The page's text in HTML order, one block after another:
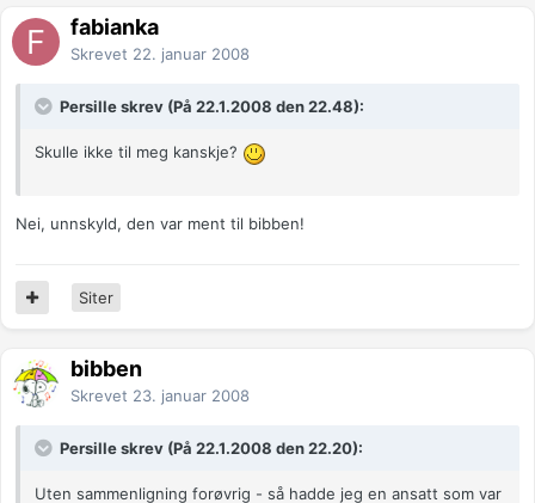
fabianka
Skrevet 22. januar 2008
Persille skrev (På 22.1.2008 den 22.48):
Skulle ikke til meg kanskje?
Nei, unnskyld, den var ment til bibben!
Siter
bibben
Skrevet 23. januar 2008
Persille skrev (På 22.1.2008 den 22.20):
Uten sammenligning forøvrig - så hadde jeg en ansatt som var